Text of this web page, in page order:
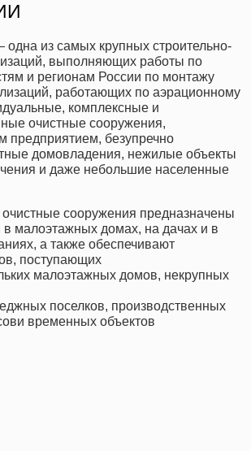
из самых крупных строительно-
выполняющих работы по
и регионам России по монтажу
работающих по аэрационному
комплексные и
очистные сооружения,
предприятием, безупречно
домовладения, нежилые объекты
и даже небольшие населенные
сооружения предназначены
в малоэтажных домах, на дачах и в
а также обеспечивают
поступающих
малоэтажных домов, некрупных
поселков, производственных
временных объектов